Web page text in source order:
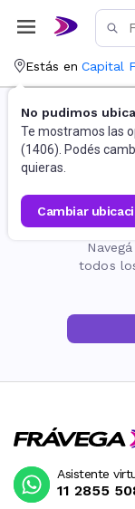
Estás en Capital
No pudimos
Te mostramos las
(1406). Podés
quieras.
cambiar
todos
Asistente
11 2855